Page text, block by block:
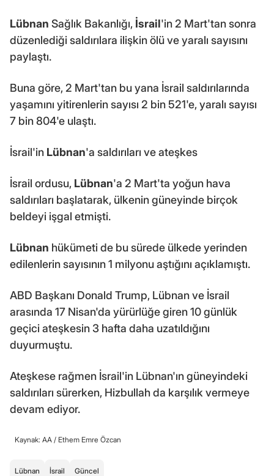
Lübnan Sağlık Bakanlığı, İsrail'in 2 Mart'tan sonra
düzenlediği saldırılara ilişkin ölü ve yaralı sayısını
paylaştı.
Buna göre, 2 Mart'tan bu yana İsrail saldırılarında
yaşamını yitirenlerin sayısı 2 bin 521'e, yaralı sayısı
7 bin 804'e ulaştı.
İsrail'in Lübnan'a saldırıları ve ateşkes
İsrail ordusu, Lübnan'a 2 Mart'ta yoğun hava
saldırıları başlatarak, ülkenin güneyinde birçok
beldeyi işgal etmişti.
Lübnan hükümeti de bu sürede ülkede yerinden
edilenlerin sayısının 1 milyonu aştığını açıklamıştı.
ABD Başkanı Donald Trump, Lübnan ve İsrail
arasında 17 Nisan'da yürürlüğe giren 10 günlük
geçici ateşkesin 3 hafta daha uzatıldığını
duyurmuştu.
Ateşkese rağmen İsrail'in Lübnan'ın güneyindeki
saldırıları sürerken, Hizbullah da karşılık vermeye
devam ediyor.
Kaynak: AA / Ethem Emre Özcan
Lübnan İsrail Güncel